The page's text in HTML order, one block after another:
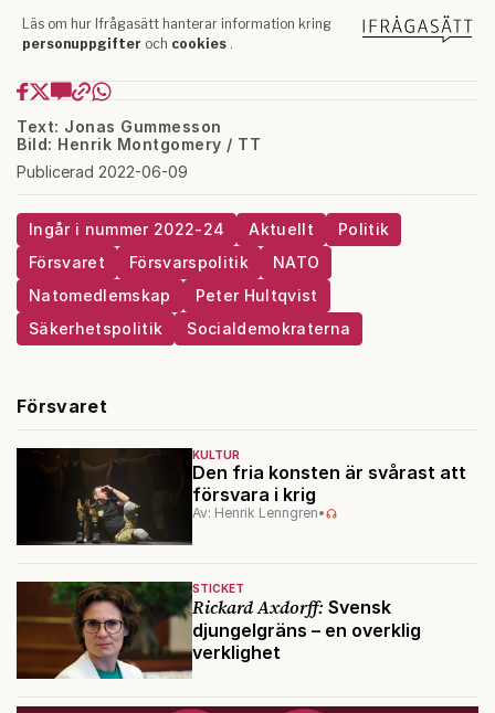
Text: Jonas Gummesson
Bild: Henrik Montgomery / TT
Publicerad 2022-06-09
Ingår i nummer 2022-24 Aktuellt
Politik
Försvaret
Försvarspolitik
NATO
Natomedlemskap
Peter Hultqvist
Säkerhetspolitik
Socialdemokraterna
Försvaret
KULTUR
Den fria konsten är svårast att
försvara i krig
Av: Henrik Lenngren•
STICKET
Rickard Axdorff: Svensk
djungelgräns – en overklig
verklighet